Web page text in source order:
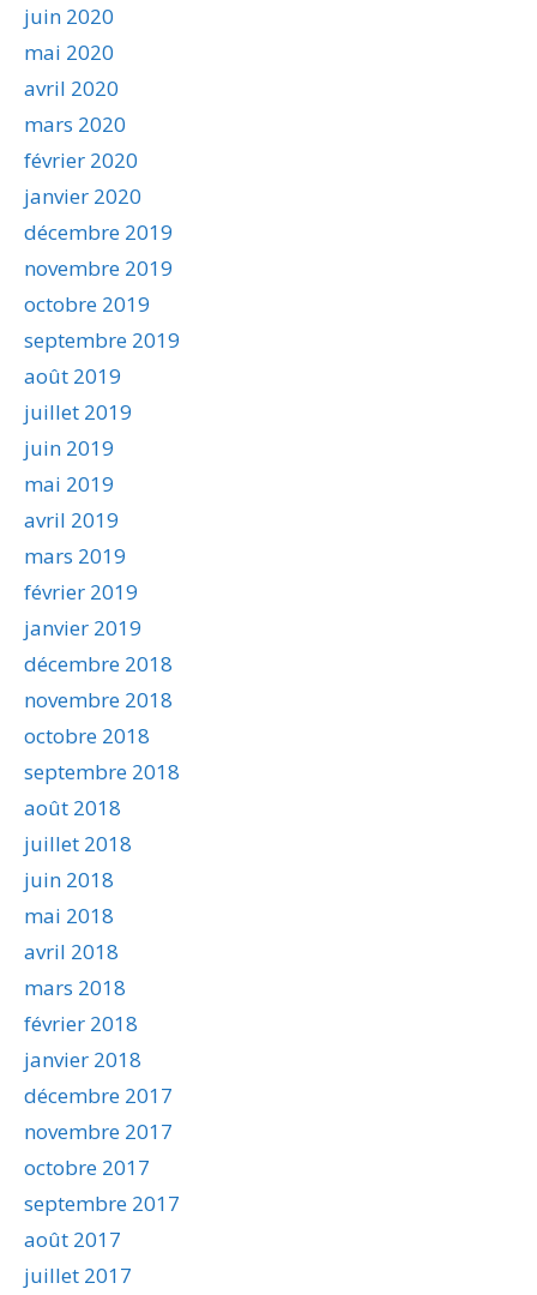
juin 2020
mai 2020
avril 2020
mars 2020
février 2020
janvier 2020
décembre 2019
novembre 2019
octobre 2019
septembre 2019
août 2019
juillet 2019
juin 2019
mai 2019
avril 2019
mars 2019
février 2019
janvier 2019
décembre 2018
novembre 2018
octobre 2018
septembre 2018
août 2018
juillet 2018
juin 2018
mai 2018
avril 2018
mars 2018
février 2018
janvier 2018
décembre 2017
novembre 2017
octobre 2017
septembre 2017
août 2017
juillet 2017